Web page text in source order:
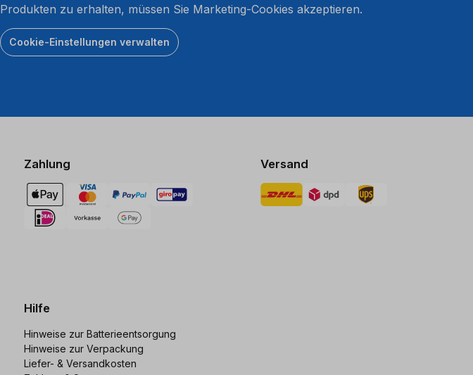
Produkten zu erhalten, müssen Sie Marketing-Cookies akzeptieren.
Cookie-Einstellungen verwalten
Zahlung Versand
Hilfe
Hinweise zur Batterieentsorgung
Hinweise zur Verpackung
Liefer- & Versandkosten